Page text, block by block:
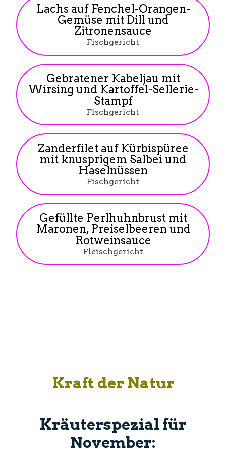
Lachs auf Fenchel-Orangen-
Gemüse mit Dill und
Zitronensauce
Fischgericht
Gebratener Kabeljau mit
Wirsing und Kartoffel-Sellerie-
Stampf
Fischgericht
Zanderfilet auf Kürbispüree
mit knusprigem Salbei und
Haselnüssen
Fischgericht
Gefüllte Perlhuhnbrust mit
Maronen, Preiselbeeren und
Rotweinsauce
Fleischgericht
Kraft der Natur
Kräuterspezial für
November: